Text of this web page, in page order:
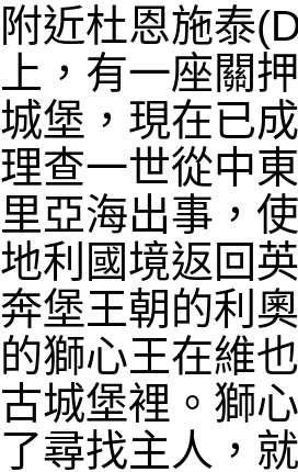
附近杜恩施泰
上，有一座關
城堡，現在已
理查一世從中
里亞海出事，
地利國境返回
奔堡王朝的利
的獅心王在維
古城堡裡。獅
了尋找主人，